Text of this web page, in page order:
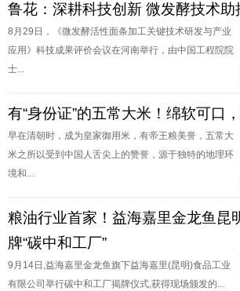
鲁花：深耕科技创新 微发酵技术助
8月29日，《微发酵活性面条加工关键技术研发与产业
应用》科技成果评价会议在河南举行，由中国工程院院
士...
有“身份证”的五常大米！绵软可口
早在清朝时，成为皇家御用米，有帝王粮美誉，五常大
米之所以受到中国人舌尖上的赞誉，源于独特的地理环
境和...
粮油行业首家！益海嘉里金龙鱼昆
牌“碳中和工厂”
9月14日,益海嘉里金龙鱼旗下益海嘉里(昆明)食品工业
有限公司举行碳中和工厂揭牌仪式,获得现场颁发的...